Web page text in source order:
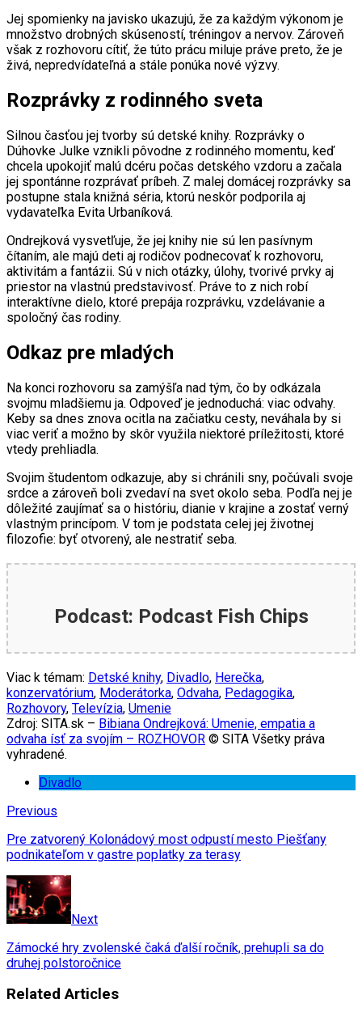
Jej spomienky na javisko ukazujú, že za každým výkonom je
množstvo drobných skúseností, tréningov a nervov. Zároveň
však z rozhovoru cítiť, že túto prácu miluje práve preto, že je
živá, nepredvídateľná a stále ponúka nové výzvy.
Rozprávky z rodinného sveta
Silnou časťou jej tvorby sú detské knihy. Rozprávky o
Dúhovke Julke vznikli pôvodne z rodinného momentu, keď
chcela upokojiť malú dcéru počas detského vzdoru a začala
jej spontánne rozprávať príbeh. Z malej domácej rozprávky sa
postupne stala knižná séria, ktorú neskôr podporila aj
vydavateľka Evita Urbaníková.
Ondrejková vysvetľuje, že jej knihy nie sú len pasívnym
čítaním, ale majú deti aj rodičov podnecovať k rozhovoru,
aktivitám a fantázii. Sú v nich otázky, úlohy, tvorivé prvky aj
priestor na vlastnú predstavivosť. Práve to z nich robí
interaktívne dielo, ktoré prepája rozprávku, vzdelávanie a
spoločný čas rodiny.
Odkaz pre mladých
Na konci rozhovoru sa zamýšľa nad tým, čo by odkázala
svojmu mladšiemu ja. Odpoveď je jednoduchá: viac odvahy.
Keby sa dnes znova ocitla na začiatku cesty, neváhala by si
viac veriť a možno by skôr využila niektoré príležitosti, ktoré
vtedy prehliadla.
Svojim študentom odkazuje, aby si chránili sny, počúvali svoje
srdce a zároveň boli zvedaví na svet okolo seba. Podľa nej je
dôležité zaujímať sa o históriu, dianie v krajine a zostať verný
vlastným princípom. V tom je podstata celej jej životnej
filozofie: byť otvorený, ale nestratiť seba.
Podcast: Podcast Fish Chips
Viac k témam: Detské knihy, Divadlo, Herečka,
konzervatórium, Moderátorka, Odvaha, Pedagogika,
Rozhovory, Televízia, Umenie
Zdroj: SITA.sk – Bibiana Ondrejková: Umenie, empatia a
odvaha ísť za svojím – ROZHOVOR © SITA Všetky práva
vyhradené.
Divadlo
Previous
Pre zatvorený Kolonádový most odpustí mesto Piešťany
podnikateľom v gastre poplatky za terasy
Next
Zámocké hry zvolenské čaká ďalší ročník, prehupli sa do
druhej polstoročnice
Related Articles